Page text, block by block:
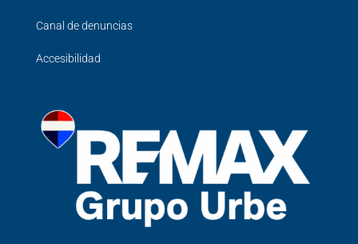
Canal de denuncias
Accesibilidad